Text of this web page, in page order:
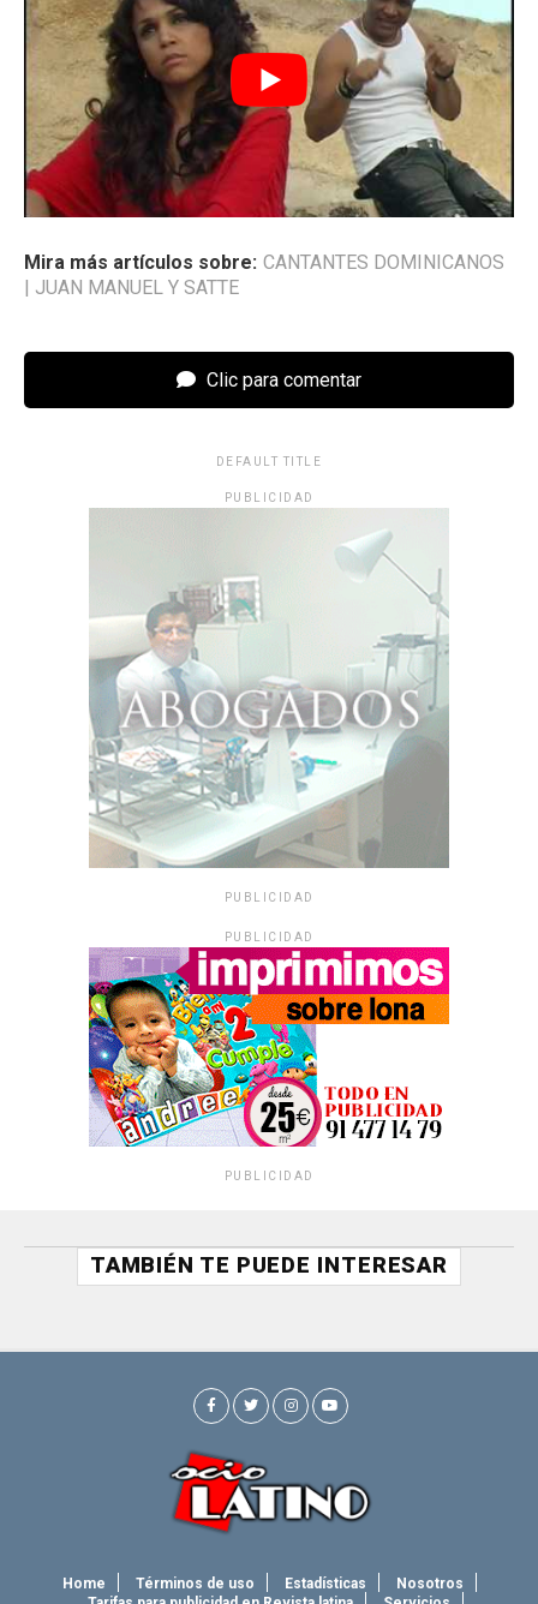
Mira más artículos sobre: CANTANTES DOMINICANOS
| JUAN MANUEL Y SATTE
Clic para comentar
DEFAULT TITLE
PUBLICIDAD
PUBLICIDAD
PUBLICIDAD
PUBLICIDAD
TAMBIÉN TE PUEDE INTERESAR
Home Términos de uso Estadísticas
Nosotros